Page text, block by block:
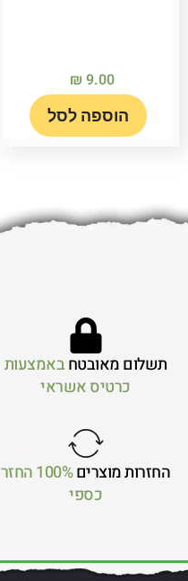
₪ 9.00
הוספה לסל
תשלום מאובטחבאמצעות
כרטיס אשראי
החזרות מוצרים
100% החזר
כספי